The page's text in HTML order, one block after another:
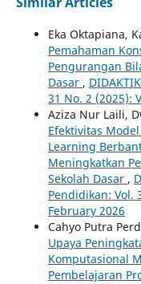
Eka Oktapiana,
Pemahaman
Pengurangan
Dasar ,
31 No. 2 (2025):
Aziza Nur Laili,
Efektivitas
Learning
Meningkatkan
Sekolah Dasar ,
Pendidikan: Vol.
February 2026
Cahyo Putra
Upaya
Komputasional
Pembelajaran